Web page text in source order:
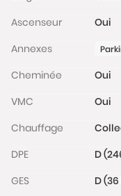
rangement située
rue de la Tour, à
de 130 000 €.
Charges de
chauffage,
Taxe foncière : 4
Ascenseur
Oui
Annexes
Cheminée
Oui
VMC
Oui
Chauffage
DPE
D
GES
D